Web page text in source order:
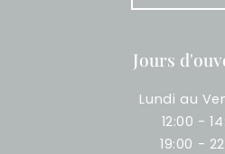
Jours
Lundi au
12:00 -
19:00 -